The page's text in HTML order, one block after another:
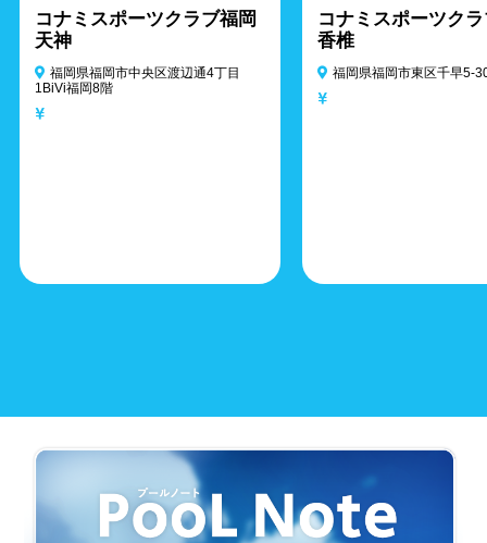
コナミスポーツクラブ福岡
天神
福岡県福岡市中央区渡辺通4丁目
1BiVi福岡8階
コナミスポーツク
香椎
福岡県福岡市東区千早5-